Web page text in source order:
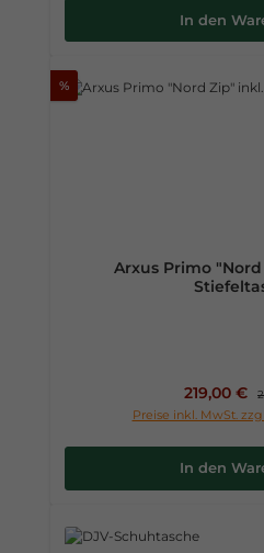
In den
%
Arxus Primo
219,00 €
Preise inkl. MwSt.
In den